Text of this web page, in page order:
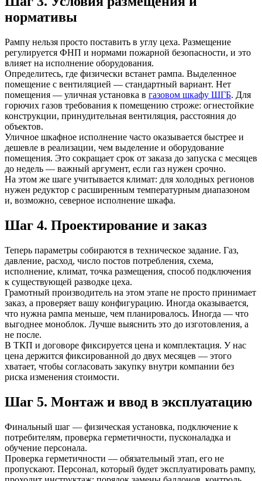
нормативы
Рампу нельзя просто поставить в углу цеха. Размещение
регулируется ФНП и нормами пожарной безопасности, и это
влияет на исполнение оборудования.
Определитесь, где физически встанет рампа. Выделенное
помещение с вентиляцией — стандартный вариант. Нет
помещения — уличная установка в газовом шкафу ШГБ. Для
горючих газов требования к помещению строже: огнестойкие
конструкции, принудительная вентиляция, расстояния до
объектов.
Уличное шкафное исполнение часто оказывается быстрее и
дешевле в реализации, чем выделение и оборудование
помещения. Это сокращает срок от заказа до запуска с месяцев
до недель — важный аргумент, если газ нужен срочно.
На этом же шаге учитывается климат: для холодных регионов
нужен редуктор с расширенным температурным диапазоном
и, возможно, северное исполнение шкафа.
Шаг 4. Проектирование и заказ
Теперь параметры собираются в техническое задание. Газ,
давление, расход, число постов потребления, схема,
исполнение, климат, точка размещения, способ подключения
к существующей разводке цеха.
Грамотный производитель на этом этапе не просто принимает
заказ, а проверяет вашу конфигурацию. Иногда оказывается,
что нужна рампа меньше, чем планировалось. Иногда — что
выгоднее моноблок. Лучше выяснить это до изготовления, а
не после.
В ТКП и договоре фиксируется цена и комплектация. У нас
цена держится фиксированной до двух месяцев — этого
хватает, чтобы согласовать закупку внутри компании без
риска изменения стоимости.
Шаг 5. Монтаж и ввод в эксплуатацию
Финальный шаг — физическая установка, подключение к
потребителям, проверка герметичности, пусконаладка и
обучение персонала.
Проверка герметичности — обязательный этап, его не
пропускают. Персонал, который будет эксплуатировать рампу,